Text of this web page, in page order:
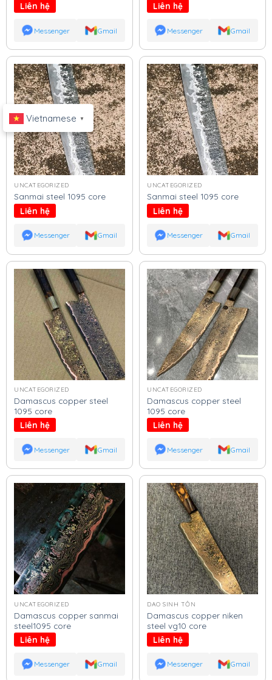
Liên hệ
Messenger Gmail
Liên hệ
Messenger Gmail
UNCATEGORIZED
Sanmai steel 1095 core
Liên hệ
Messenger Gmail
UNCATEGORIZED
Sanmai steel 1095 core
Liên hệ
Messenger Gmail
UNCATEGORIZED
Damascus copper steel
1095 core
Liên hệ
Messenger Gmail
UNCATEGORIZED
Damascus copper steel
1095 core
Liên hệ
Messenger Gmail
UNCATEGORIZED
Damascus copper sanmai
steel1095 core
Liên hệ
Messenger Gmail
DAO SINH TỒN
Damascus copper niken
steel vg10 core
Liên hệ
Messenger Gmail
Vietnamese ▼